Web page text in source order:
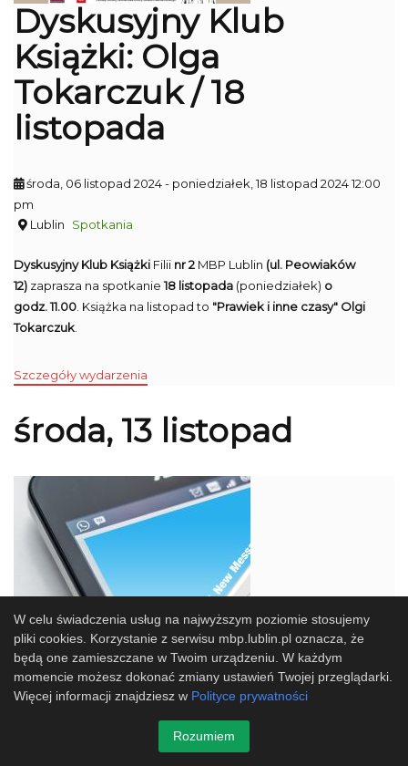
Dyskusyjny Klub
Książki: Olga
Tokarczuk / 18
listopada
środa, 06 listopad 2024- poniedziałek, 18 listopad 2024 12:00
pm
Lublin
Spotkania
Dyskusyjny Klub Książki Filii nr 2 MBP Lublin (ul. Peowiaków
12) zaprasza na spotkanie18 listopada (poniedziałek) o
godz. 11.00 . Książka na listopad to "Prawiek i inne czasy" Olgi
Tokarczuk
Szczegóły wydarzenia
środa, 13 listopad
Komunikat
W celu świadczenia usług na najwyższym poziomie stosujemy
pliki cookies. Korzystanie z serwisu mbp.lublin.pl oznacza, że
będą one zamieszczane w Twoim urządzeniu. W każdym
momencie możesz dokonać zmiany ustawień Twojej przeglądarki.
Więcej informacji znajdziesz w Polityce prywatności
Rozumiem